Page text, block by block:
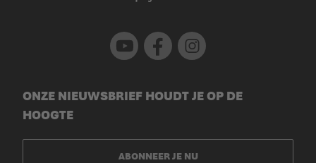
Youtube Facebook Instagram
ONZE NIEUWSBRIEF HOUDT JE OP DE
HOOGTE
ABONNEER JE NU